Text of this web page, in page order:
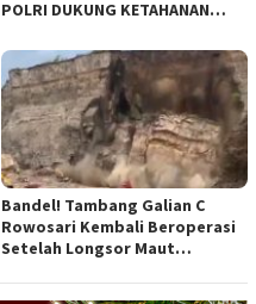
POLRI DUKUNG KETAHANAN
Bandel! Tambang Galian C
Rowosari Kembali Beroperasi
Setelah Longsor Maut